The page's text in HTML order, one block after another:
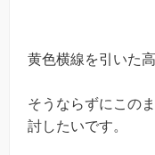
黄色横線を引いた
そうならずにこの
討したいです。